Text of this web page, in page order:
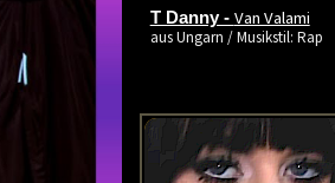
T Danny - Van Valami
aus Ungarn / Musikstil: Rap